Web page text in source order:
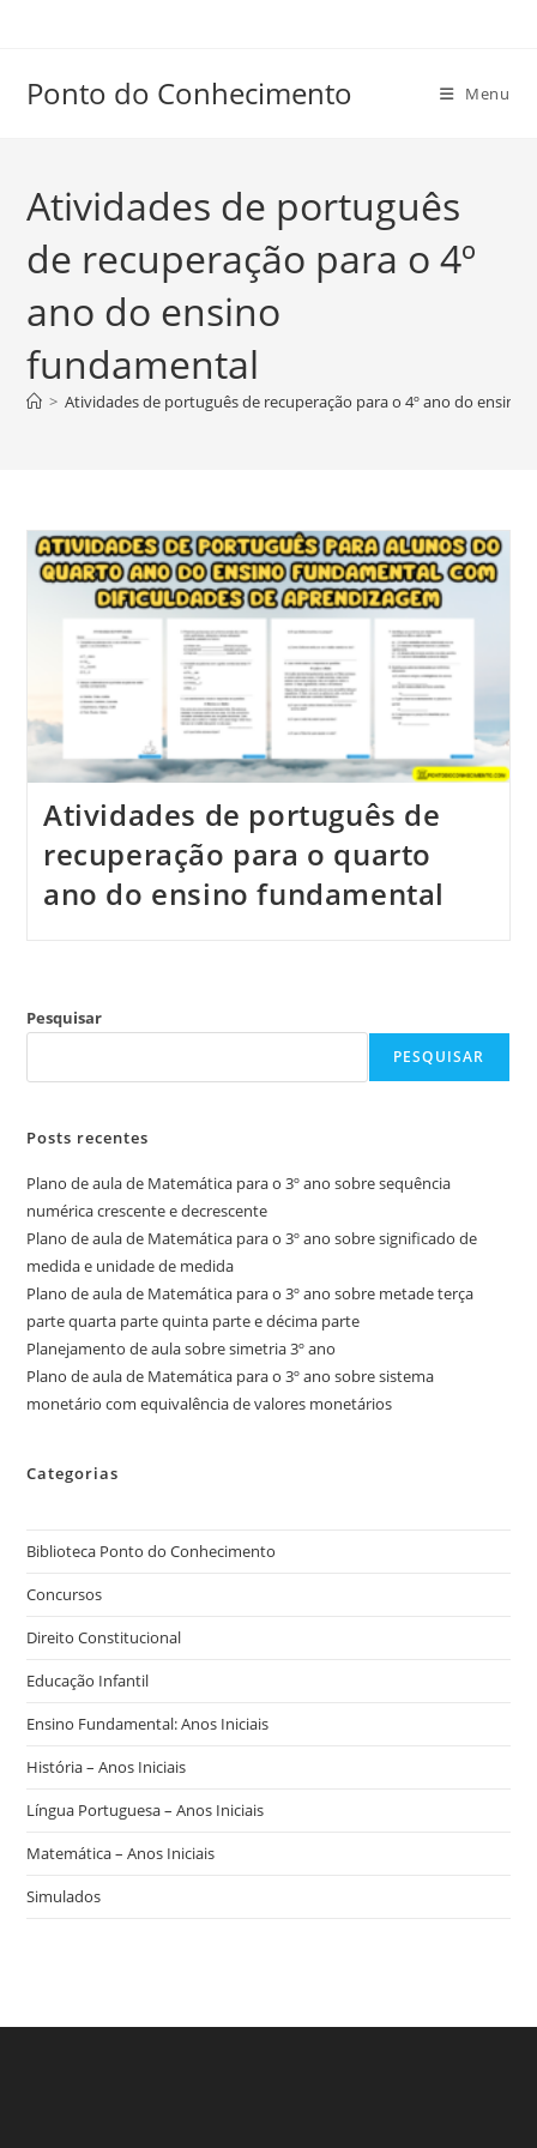
conteúdo
Ponto do Conhecimento Menu
Atividades de português
de recuperação para o 4º
ano do ensino
fundamental
> Atividades de português de recuperação para o 4º ano do ensino
Atividades de português de
recuperação para o quarto
ano do ensino fundamental
Pesquisar
PESQUISAR
Posts recentes
Plano de aula de Matemática para o 3º ano sobre sequência
numérica crescente e decrescente
Plano de aula de Matemática para o 3º ano sobre significado de
medida e unidade de medida
Plano de aula de Matemática para o 3º ano sobre metade terça
parte quarta parte quinta parte e décima parte
Planejamento de aula sobre simetria 3º ano
Plano de aula de Matemática para o 3º ano sobre sistema
monetário com equivalência de valores monetários
Categorias
Biblioteca Ponto do Conhecimento
Concursos
Direito Constitucional
Educação Infantil
Ensino Fundamental: Anos Iniciais
História – Anos Iniciais
Língua Portuguesa – Anos Iniciais
Matemática – Anos Iniciais
Simulados